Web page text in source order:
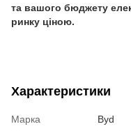
та вашого бюджету
ринку ціною.
Характеристики
Марка
Byd